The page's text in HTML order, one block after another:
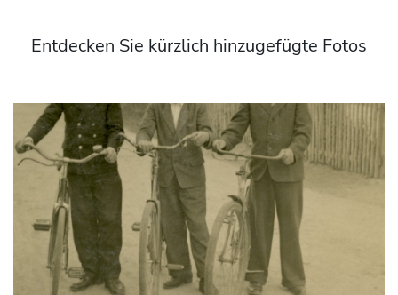
Entdecken Sie kürzlich hinzugefügte Fotos